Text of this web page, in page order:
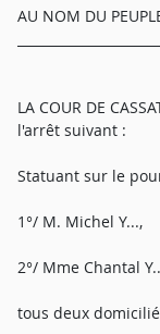
AU NOM DU
LA COUR DE
l'arrêt suivant :
Statuant sur le
1°/ M. Michel Y...,
2°/ Mme Chantal
tous deux